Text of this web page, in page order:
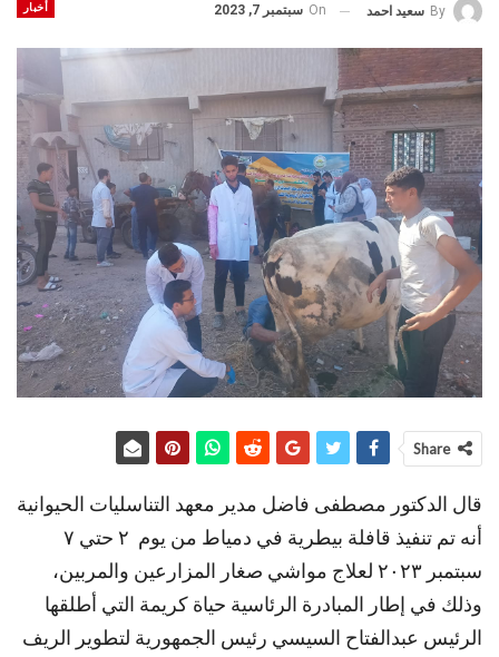
أخبار By سعيد احمد On سبتمبر 7, 2023
Share
‏قال الدكتور مصطفى فاضل مدير معهد التناسليات الحيوانية
أنه تم تنفيذ قافلة بيطرية في دمياط من يوم ٢ حتي ٧
سبتمبر ٢٠٢٣ لعلاج مواشي صغار المزارعين والمربين،
وذلك في إطار المبادرة الرئاسية حياة كريمة التي أطلقها
الرئيس عبدالفتاح السيسي رئيس الجمهورية لتطوير الريف